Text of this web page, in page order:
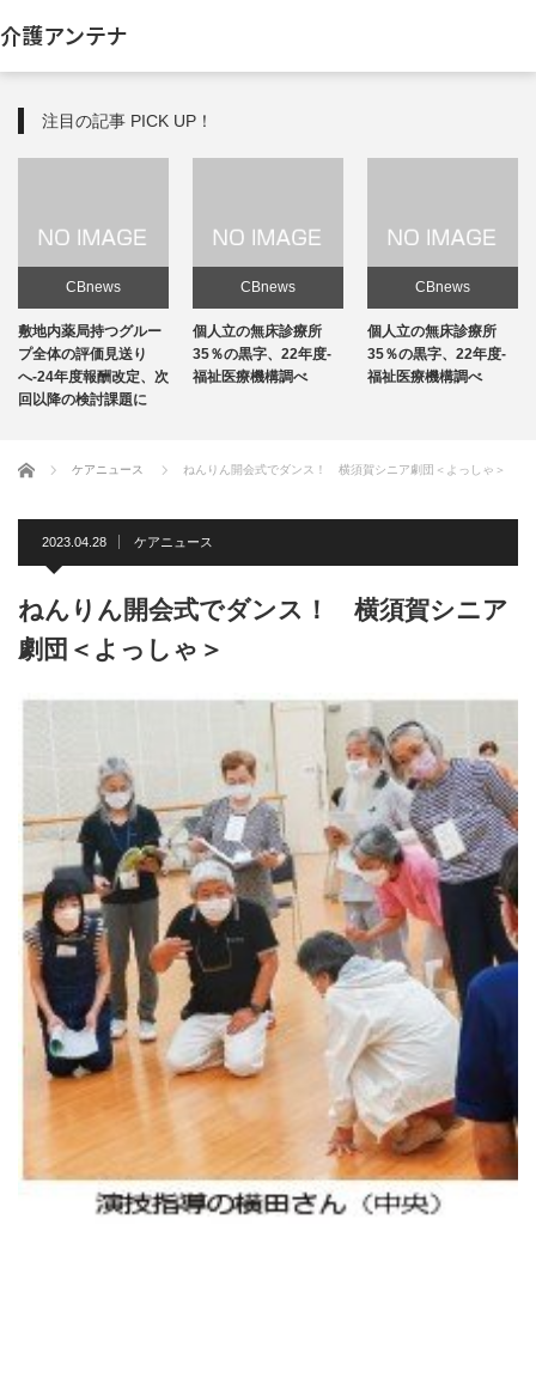
介護アンテナ
注目の記事 PICK UP！
CBnews
敷地内薬局持つグルー
プ全体の評価見送り
へ-24年度報酬改定、次
回以降の検討課題に
CBnews
個人立の無床診療所
35％の黒字、22年度-
福祉医療機構調べ
CBnews
個人立の無床診療所
35％の黒字、22年度-
福祉医療機構調べ
ホーム ケアニュース ねんりん開会式でダンス！ 横須賀シニア劇団＜よっしゃ＞
2023.04.28 ケアニュース
ねんりん開会式でダンス！ 横須賀シニア
劇団＜よっしゃ＞